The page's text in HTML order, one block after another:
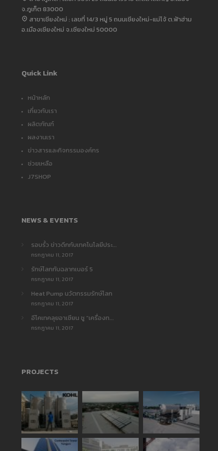
จ.ภูเก็ต 83000
สาขาเชียงใหม่ : เลขที่ 14/3 หมู่ 5 ถนนเชียงใหม่-แม่โจ้ ต.ฟ้าฮ่าม
อ.เมืองเชียงใหม่ จ.เชียงใหม่ 50000
Quick Link
หน้าหลัก
เกี่ยวกับเรา
ผลิตภัณฑ์
ผลงานเรา
ข่าวสารและกิจกรรมองค์กร
ช่วยเหลือ
J7SHOP
NEWS & EVENTS
รอบรั้ว ข่าวดึกกับเทคโนโลยีประ...
กรกฎาคม 11, 2017
รักษ์โลกกับฉลากเบอร์ 5
กรกฎาคม 11, 2017
Heat Pump นวัตกรรมรักษ์โลก
กรกฎาคม 11, 2017
อีโคเทคลุยอาเซียน ชู “เครื่องท...
กรกฎาคม 11, 2017
PROJECTS